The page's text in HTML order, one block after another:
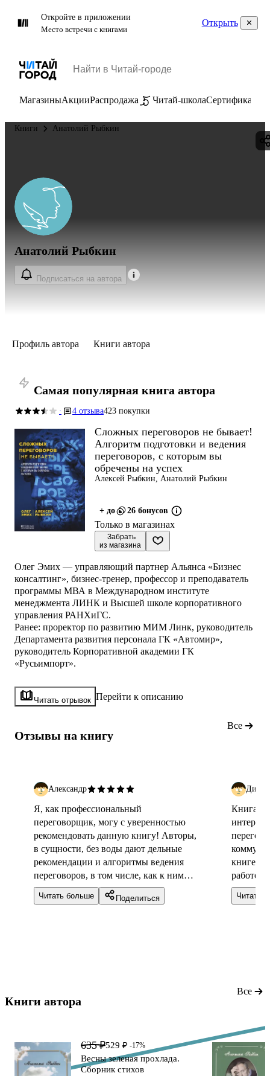
Откройте в приложении
Место встречи с книгами
Открыть
МагазиныАкцииРаспродажа Читай-школаСертификаты
Книги Анатолий Рыбкин
Анатолий Рыбкин
Подписаться на автора
Профиль автора Книги автора
Самая популярная книга автора
· 4 отзыва423 покупки
Сложных переговоров не бывает!
Алгоритм подготовки и ведения
переговоров, с которым вы
обречены на успех
Алексей Рыбкин, Анатолий Рыбкин
+ до 26 бонусов
Только в магазинах
Забрать
из магазина
Олег Эмих — управляющий партнер Альянса «Бизнес
консалтинг», бизнес-тренер, профессор и преподаватель
программы МВА в Международном институте
менеджмента ЛИНК и Высшей школе корпоративного
управления РАНХиГС.
Ранее: проректор по развитию МИМ Линк, руководитель
Департамента развития персонала ГК «Автомир»,
руководитель Корпоративной академии ГК
«Русьимпорт».
Алексей Рыбкин — MBA, директор по продажам
российского подразделения Ritter Sport. Более 25 лет
сожалел бы о своей неэффективности в э
Читать отрывок Перейти к описанию
Отзывы на книгу
Все
Александр
Я, как профессиональный
переговорщик, могу с уверенностью
рекомендовать данную книгу! Авторы,
в сущности, без воды дают дельные
рекомендации и алгоритмы ведения
переговоров, в том числе, как к ним
готовится, тем паче, что 70% успеха в
любых переговорах-это как раз
Читать больше Поделиться
Диана
Книга
книге
работе,
полезно
Читать
Книги автора
Все
635 ₽529 ₽ -17%
Весны зеленая прохлада.
Сборник стихов